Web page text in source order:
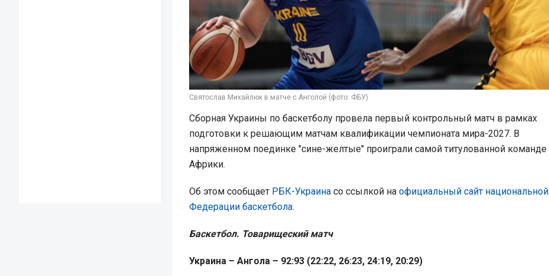
Святослав Михайлюк в матче с Анголой (фото: ФБУ)
Сборная Украины по баскетболу провела первый контрольный матч в рамках
подготовки к решающим матчам квалификации чемпионата мира-2027. В
напряженном поединке "сине-желтые" проиграли самой титулованной команде
Африки.
Об этом сообщает РБК-Украина со ссылкой на официальный сайт национальной
Федерации баскетбола.
Баскетбол. Товарищеский матч
Украина – Ангола – 92:93 (22:22, 26:23, 24:19, 20:29)